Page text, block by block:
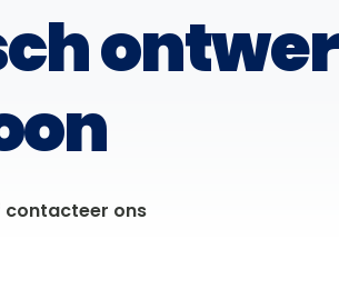
contacteer ons